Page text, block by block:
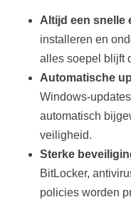
Altijd een snelle
installeren en
alles soepel blijft
Automatische
automatisch
veiligheid.
Sterke
BitLocker,
policies worden